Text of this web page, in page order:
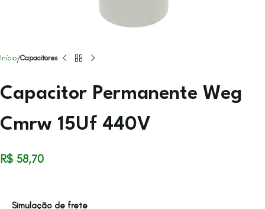
Início Capacitores
Capacitor Permanente Weg
Cmrw 15Uf 440V
R$ 58,70
Simulação de frete